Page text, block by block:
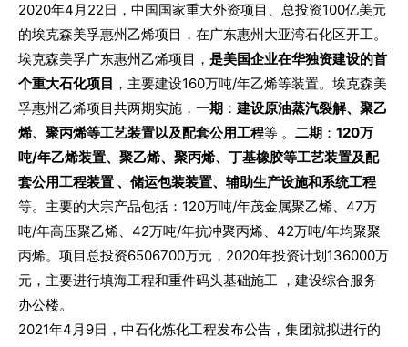
2020年4月22日，中国国家重大外资项目、总投资100亿美元
的埃克森美孚惠州乙烯项目，在广东惠州大亚湾石化区开工。
埃克森美孚广东惠州乙烯项目， 是美国企业在华独资建设的首
个重大石化项目 ，主要建设160万吨/年乙烯等装置。 埃克森美
孚惠州乙烯项目共两期实施， 一期 ： 建设原油蒸汽裂解、聚乙
烯、聚丙烯等工艺装置以及配套公用工程等 。 二期 ： 120万
吨/年乙烯装置、聚乙烯、聚丙烯、丁基橡胶等工艺装置及配
套公用工程装置 、储运包装装置、辅助生产设施和系统工程
等。主要的大宗产品包括：120万吨/年茂金属聚乙烯、47万
吨/年高压聚乙烯、42万吨/年抗冲聚丙烯、42万吨/年均聚聚
丙烯。项目总投资6506700万元，2020年投资计划136000万
元，主要进行填海工程和重件码头基础施工 ，建设综合服务
办公楼。
2021年4月9日，中石化炼化工程发布公告，集团就拟进行的